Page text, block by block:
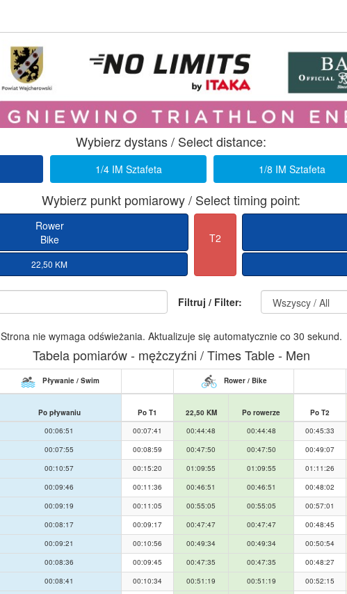
Wybierz dystans / Select distance:
1/4 IM Sztafeta 1/8 IM Sztafeta
Wybierz punkt pomiarowy / Select timing point:
Rower
Bike
22,50 KM
T2
Filtruj / Filter:
Strona nie wymaga odświeżania. Aktualizuje się automatycznie co 30 sekund.
Tabela pomiarów - mężczyźni / Times Table - Men
Pływanie / Swim Rower / Bike
Po pływaniu Po T1 22,50 KM Po rowerze Po T2
00:06:51 00:07:41 00:44:48 00:44:48 00:45:33
00:07:55 00:08:59 00:47:50 00:47:50 00:49:07
00:10:57 00:15:20 01:09:55 01:09:55 01:11:26
00:09:46 00:11:36 00:46:51 00:46:51 00:48:02
00:09:19 00:11:05 00:55:05 00:55:05 00:57:01
00:08:17 00:09:17 00:47:47 00:47:47 00:48:45
00:09:21 00:10:56 00:49:34 00:49:34 00:50:54
00:08:36 00:09:45 00:47:35 00:47:35 00:48:27
00:08:41 00:10:34 00:51:19 00:51:19 00:52:15